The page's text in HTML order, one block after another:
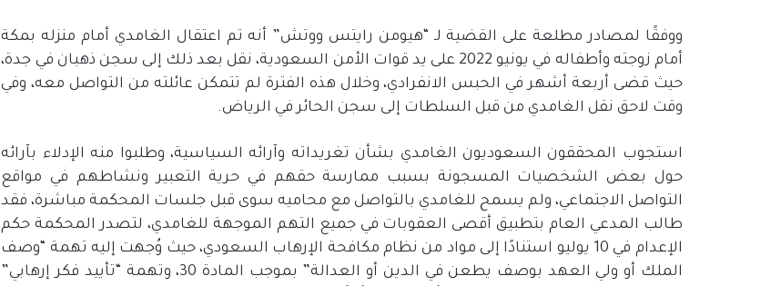
ووفقًا لمصادر مطلعة على القضية لـ “هيومن رايتس ووتش” أنه تم اعتقال الغامدي أمام منزله بمكة
أمام زوجته وأطفاله في يونيو 2022 على يد قوات الأمن السعودية، نقل بعد ذلك إلى سجن ذهبان في جدة،
حيث قضى أربعة أشهر في الحبس الانفرادي، وخلال هذه الفترة لم تتمكن عائلته من التواصل معه، وفي
وقت لاحق نقل الغامدي من قبل السلطات إلى سجن الحائر في الرياض.
استجوب المحققون السعوديون الغامدي بشأن تغريداته وآرائه السياسية، وطلبوا منه الإدلاء بآرائه
حول بعض الشخصيات المسجونة بسبب ممارسة حقهم في حرية التعبير ونشاطهم في مواقع
التواصل الاجتماعي، ولم يسمح للغامدي بالتواصل مع محاميه سوى قبل جلسات المحكمة مباشرة، فقد
طالب المدعي العام بتطبيق أقصى العقوبات في جميع التهم الموجهة للغامدي، لتصدر المحكمة حكم
الإعدام في 10 يوليو استنادًا إلى مواد من نظام مكافحة الإرهاب السعودي، حيث وُجهت إليه تهمة “وصف
الملك أو ولي العهد بوصف يطعن في الدين أو العدالة” بموجب المادة 30، وتهمة “تأييد فكر إرهابي”